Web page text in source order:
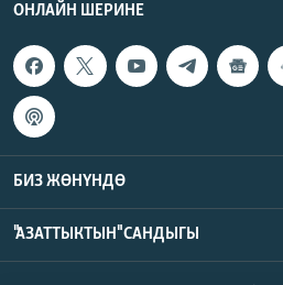
ОНЛАЙН ШЕРИНЕ
БИЗ ЖӨНҮНДӨ
"АЗАТТЫКТЫН" САНДЫГЫ